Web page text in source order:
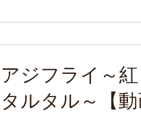
アジフライ～
タルタル～【